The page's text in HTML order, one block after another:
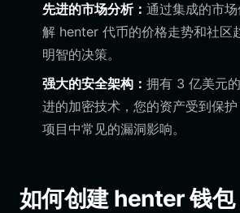
先进的市场分析： 通过集成的市
解 henter 代币的价格走势和社区
明智的决策。
强大的安全架构： 拥有 3 亿美元
进的加密技术，您的资产受到保
项目中常见的漏洞影响。
如何创建 henter 钱包